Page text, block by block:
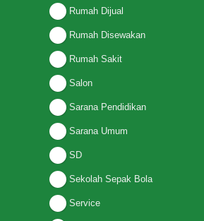
Rumah Dijual
Rumah Disewakan
Rumah Sakit
Salon
Sarana Pendidikan
Sarana Umum
SD
Sekolah Sepak Bola
Service